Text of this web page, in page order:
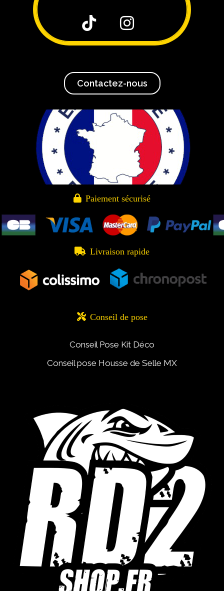
 
Contactez-nous
 Paiement sécurisé
 Livraison rapide
 Conseil de pose
Conseil Pose Kit Déco
Conseil pose Housse de Selle MX